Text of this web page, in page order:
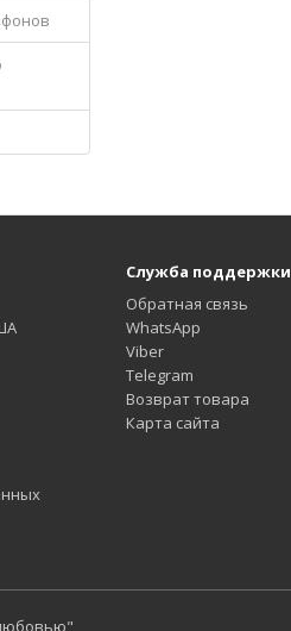
Служба поддержки
Обратная связь
WhatsApp
Viber
Telegram
Возврат товара
Карта сайта